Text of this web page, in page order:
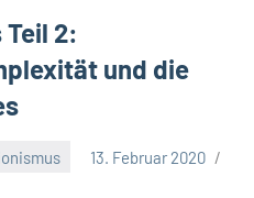
2:
und die
13. Februar 2020